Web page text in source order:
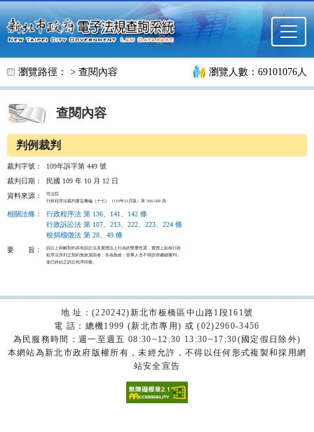
跳至主要內容
瀏覽路徑： > 查閱內容 瀏覽人數：69101076人
查閱內容
判例裁判
裁判字號：
109年訴字第 449 號
裁判日期：
民國 109 年 10 月 12 日
資料來源：
司法院
行政程序法裁判要旨彙編（十七）（110年11月版）第 566-568 頁
相關法條 ：
行政程序法 第 136、141、142 條
行政訴訟法 第 107、213、222、223、224 條
稅捐稽徵法 第 28、49 條
要
旨：
訴訟上和解契約具有訴訟法及實體法上行為的雙重性質，實體上如有行政
程序法所列之契約無效原因者，亦為無效；當事人非不得請求繼續審判，
使已終結之訴訟程序回復。
地 址：(220242)新北市板橋區中山路1段161號
電 話：總機1999 (新北市專用) 或 (02)2960-3456
為民服務時間：週一至週五 08:30~12:30 13:30~17:30(國定假日除外)
本網站為新北市政府版權所有，未經允許，不得以任何形式複製和採用網
站安全宣告